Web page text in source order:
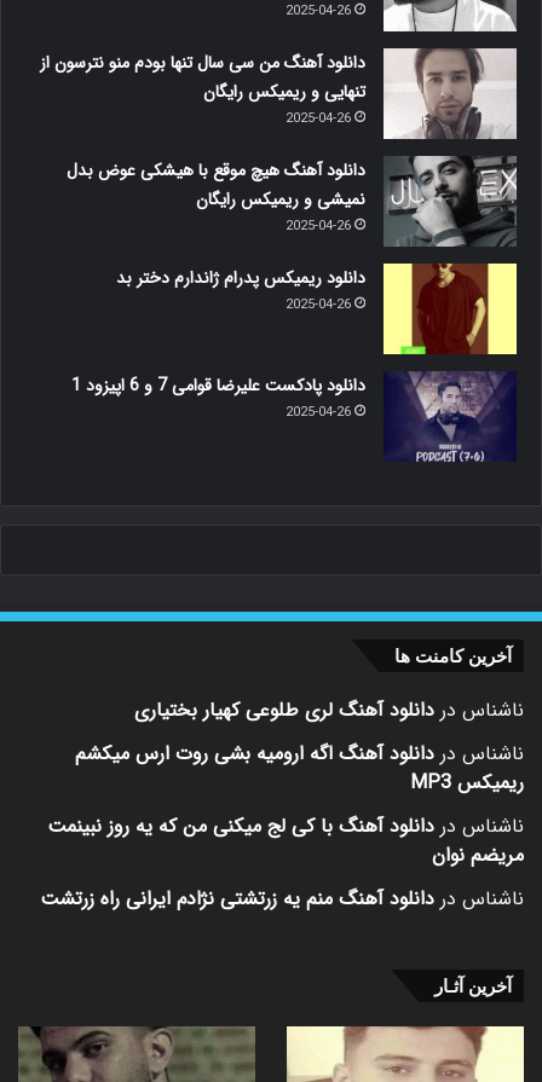
2025-04-26
دانلود آهنگ من سی سال تنها بودم منو نترسون از
تنهایی و ریمیکس رایگان
2025-04-26
دانلود آهنگ هیچ موقع با هیشکی عوض بدل
نمیشی و ریمیکس رایگان
2025-04-26
دانلود ریمیکس پدرام ژاندارم دختر بد
2025-04-26
دانلود پادکست علیرضا قوامی 7 و 6 اپیزود 1
2025-04-26
آخرین کامنت ها
ناشناس در دانلود آهنگ لری طلوعی کهیار بختیاری
ناشناس در دانلود آهنگ اگه ارومیه بشی روت ارس میکشم
ریمیکس MP3
ناشناس در دانلود آهنگ با کی لج میکنی من که یه روز نبینمت
مریضم نوان
ناشناس در دانلود آهنگ منم یه زرتشتی نژادم ایرانی راه زرتشت
آخرین آثـار